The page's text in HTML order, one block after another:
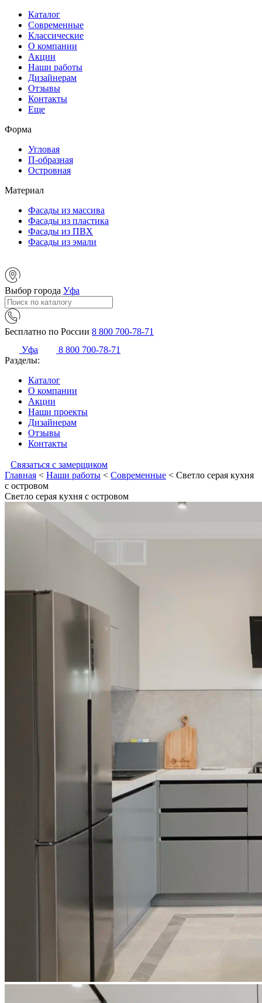
Каталог
Современные
Классические
О компании
Акции
Наши работы
Дизайнерам
Отзывы
Контакты
Еще
Форма
Угловая
П-образная
Островная
Материал
Фасады из массива
Фасады из пластика
Фасады из ПВХ
Фасады из эмали
Выбор города Уфа
Бесплатно по России 8 800 700-78-71
Уфа
8 800 700-78-71
Разделы:
Каталог
О компании
Акции
Наши проекты
Дизайнерам
Отзывы
Контакты
Связаться с замерщиком
Главная < Наши работы < Современные < Светло серая кухня
с островом
Светло серая кухня с островом